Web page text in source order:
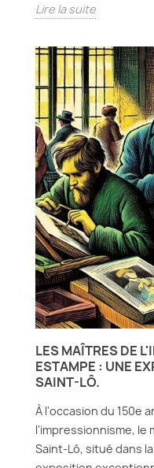
Lire la suite
LES MAÎTRES DE
ESTAMPE : UNE
SAINT-LÔ.
À l'occasion du 150e
l'impressionnisme, le
Saint-Lô, situé dans